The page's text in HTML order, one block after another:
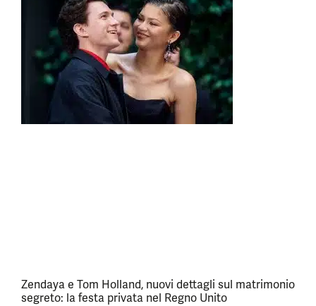
Zendaya e Tom Holland, nuovi dettagli sul matrimonio
segreto: la festa privata nel Regno Unito